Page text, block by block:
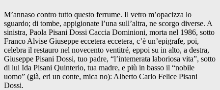
M’annaso contro tutto questo ferrume. Il vetro m’opacizza lo
sguardo; di tombe, appigionate l’una sull’altra, ne scorgo diverse. A
sinistra, Paola Pisani Dossi Caccia Dominioni, morta nel 1986, sotto
Franco Alvise Giuseppe eccetera eccetera, c’è un’epigrafe, poi,
celebra il restauro nel novecento ventitré, eppoi su in alto, a destra,
Giuseppe Pisani Dossi, tuo padre, “l’intemerata laboriosa vita”, sotto
di lui Ida Pisani Quinterio, tua madre, e più in basso il “nobile
uomo” (già, eri un conte, mica no): Alberto Carlo Felice Pisani
Dossi.